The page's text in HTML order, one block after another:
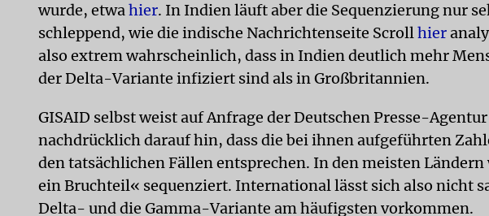
wurde, etwahier. In Indien läuft aber die Sequenzierung nur
schleppend, wie die indische Nachrichtenseite Scrollhier
also extrem wahrscheinlich, dass in Indien deutlich mehr
der Delta-Variante infiziert sind als in Großbritannien.
GISAID selbst weist auf Anfrage der Deutschen Presse-Agentur
nachdrücklich darauf hin, dass die bei ihnen aufgeführten
den tatsächlichen Fällen entsprechen. In den meisten
ein Bruchteil« sequenziert. International lässt sich also nicht
Delta- und die Gamma-Variante am häufigsten vorkommen.